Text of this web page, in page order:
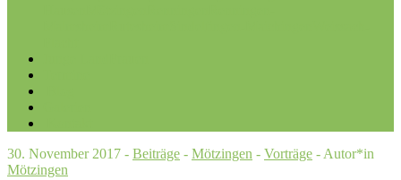
30. November 2017 - Beiträge - Mötzingen - Vorträge - Autor*in
Mötzingen